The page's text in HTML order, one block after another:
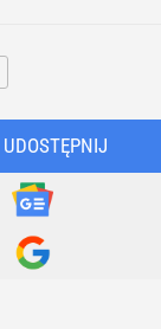
UDOSTĘPNIJ